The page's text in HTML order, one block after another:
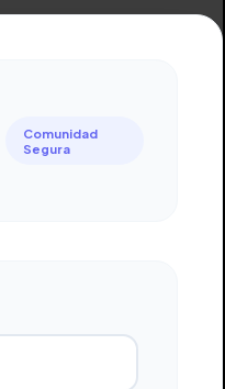
Comunidad
Segura